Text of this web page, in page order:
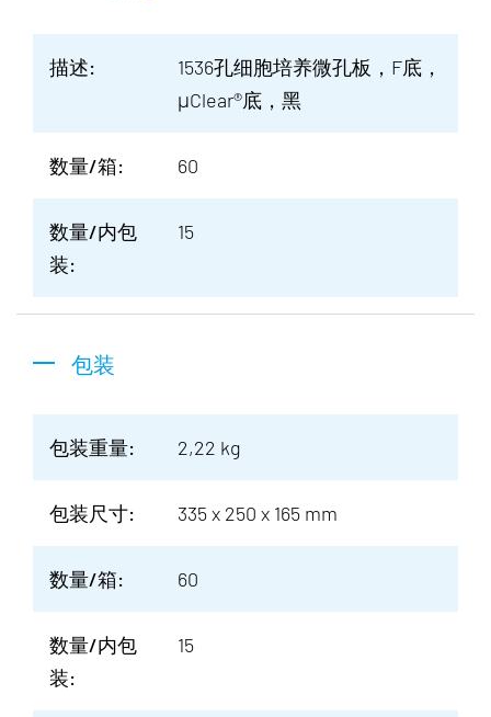
描述:
1536孔细胞培养微孔板，F底，
μClear®底，黑
数量/箱: 60
数量/内包
装:
15
包装
包装重量: 2,22 kg
包装尺寸: 335 x 250 x 165 mm
数量/箱: 60
数量/内包
装:
15